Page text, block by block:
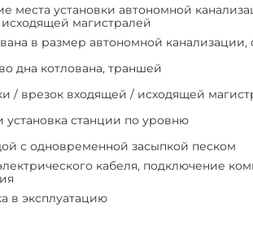
места установки автономной
магистралей
в размер автономной
дна котлована, траншей
/ врезок входящей / исходящей
установка станции по уровню
с одновременной засыпкой песком
кабеля, подключение
в эксплуатацию